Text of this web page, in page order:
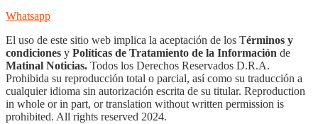
Whatsapp
El uso de este sitio web implica la aceptación de los Términos y
condiciones y Políticas de Tratamiento de la Información de
Matinal Noticias. Todos los Derechos Reservados D.R.A.
Prohibida su reproducción total o parcial, así como su traducción a
cualquier idioma sin autorización escrita de su titular. Reproduction
in whole or in part, or translation without written permission is
prohibited. All rights reserved 2024.